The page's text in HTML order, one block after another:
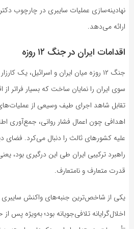
نهادینه‌سازی عملیات سایبری در چارچوب
ارائه می‌دهد.
اقدامات ایران در جنگ ۱۲ روزه
جنگ ۱۲ روزه میان ایران و اسرائیل، یک
سوی ایران را نمایان ساخت که بسیار فراتر
تقابل شاهد اجرای طیف وسیعی از
اهدافی چون اعمال فشار روانی، جمع‌آوری
علیه کشورهای ثالث را دنبال می‌کرد. فضای
راهبرد ترکیبی ایران طی این درگیری بود،
قدرت متعارف و نامتعارف.
یکی از شاخص‌ترین جنبه‌های واکنش سایبری
اخلال‌گرایانه تلافی‌جویانه بود؛ به‌ویژه پس